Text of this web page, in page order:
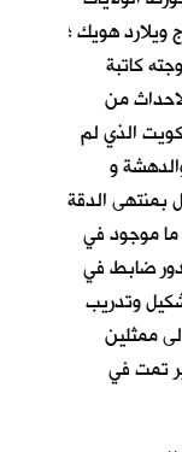
ويلارد هويك ؛
كاتبة
من
الذي لم
والدهشة و
بمنتهى الدقة
ما موجود في
ضابط في
وتدريب
ممثلين
تمت في